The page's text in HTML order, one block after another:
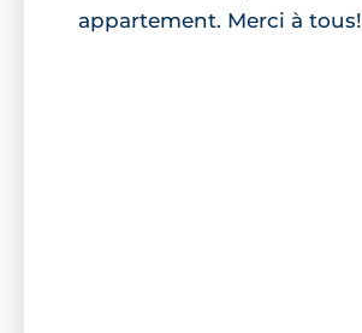
appartement. Merci à tous!